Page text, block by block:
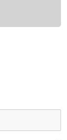
работ